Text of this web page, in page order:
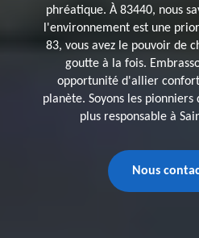
phréatique. À 83440, nous
l'environnement est une
83, vous avez le pouvoir de
goutte à la fois.
opportunité d'allier
planète. Soyons les
plus responsable à
Nous